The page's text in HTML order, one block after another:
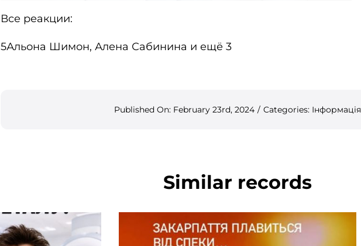
Все реакции:
5Альона Шимон, Алена Сабинина и ещё 3
Published On: February 23rd, 2024 / Categories: Інформація
Similar records